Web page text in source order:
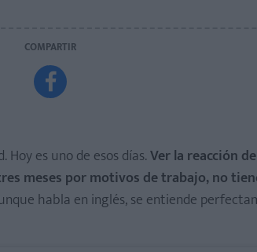
COMPARTIR

es uno de esos días.Ver la reacción
meses por motivos de trabajo, no
habla en inglés, se entiende